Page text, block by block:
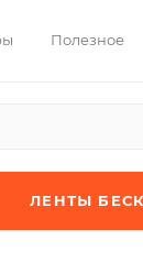
Полезное
ЛЕНТЫ